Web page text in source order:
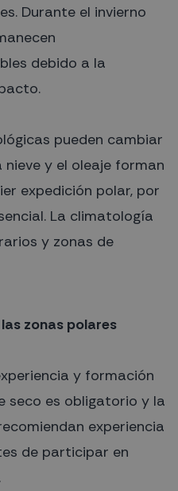
Durante el invierno
debido a la
pueden cambiar
nieve y el oleaje forman
expedición polar, por
La climatología
y zonas de
zonas polares
y formación
seco es obligatorio y la
experiencia
de participar en